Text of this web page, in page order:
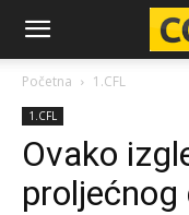
CG-
Fudbal
Početna 1.CFL
1.CFL
Ovako
proljećnog